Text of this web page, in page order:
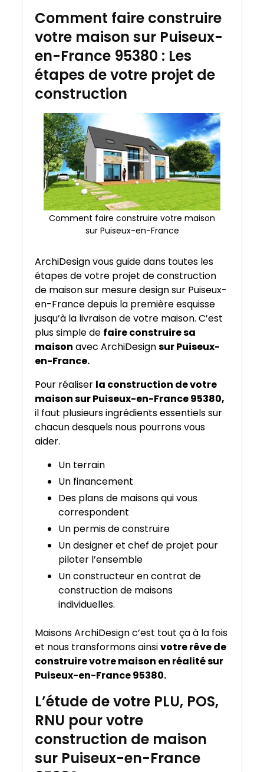
Comment faire construire
votre maison sur Puiseux-
en-France 95380 : Les
étapes de votre projet de
construction
Comment faire construire votre maison
sur Puiseux-en-France
ArchiDesign vous guide dans toutes les
étapes de votre projet de construction
de maison sur mesure design sur Puiseux-
en-France depuis la première esquisse
jusqu’à la livraison de votre maison. C’est
plus simple de faire construire sa
maison avec ArchiDesignsur Puiseux-
en-France.
Pour réaliser la construction de votre
maison sur Puiseux-en-France 95380,
il faut plusieurs ingrédients essentiels sur
chacun desquels nous pourrons vous
aider.
Un terrain
Un financement
Des plans de maisons qui vous
correspondent
Un permis de construire
Un designer et chef de projet pour
piloter l’ensemble
Un constructeur en contrat de
construction de maisons
individuelles.
Maisons ArchiDesign c’est tout ça à la fois
et nous transformons ainsivotre rêve de
construire votre maison en réalité sur
Puiseux-en-France 95380.
L’étude de votre PLU, POS,
RNU pour votre
construction de maison
sur Puiseux-en-France